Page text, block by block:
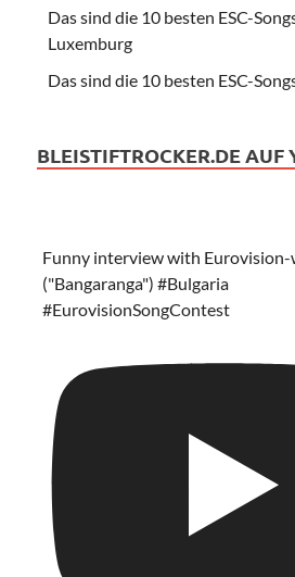
Das sind die 10 besten ESC-
Luxemburg
Das sind die 10 besten ESC-
BLEISTIFTROCKER.DE AUF
Funny interview with
("Bangaranga") #Bulgaria
#EurovisionSongContest